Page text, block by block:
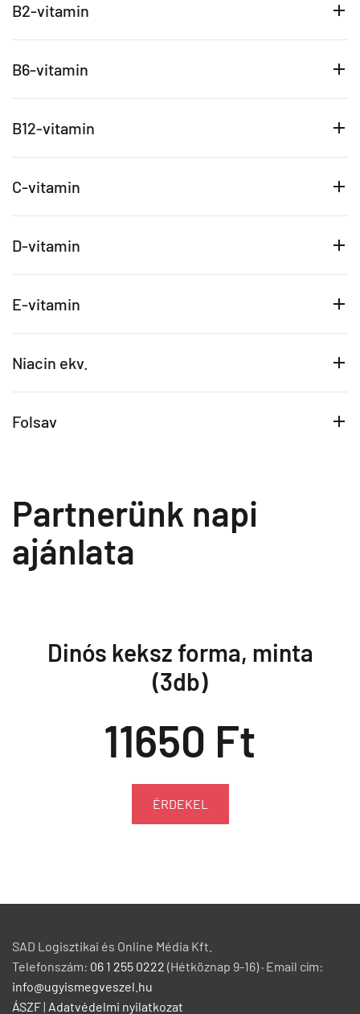
B2-vitamin
B6-vitamin
B12-vitamin
C-vitamin
D-vitamin
E-vitamin
Niacin ekv.
Folsav
Partnerünk napi
ajánlata
Dinós keksz forma, minta
(3db)
11650 Ft
ÉRDEKEL
SAD Logisztikai és Online Média Kft.
Telefonszám: 06 1 255 0222 (Hétköznap 9-16) · Email cím:
info@ugyismegveszel.hu
ÁSZF| Adatvédelmi nyilatkozat